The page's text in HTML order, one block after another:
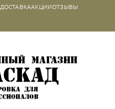
ДОСТАВКААКЦИИОТЗЫВЫ